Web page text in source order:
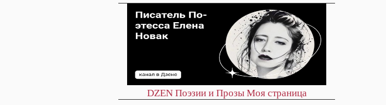
DZEN Поэзии и Прозы Моя страница